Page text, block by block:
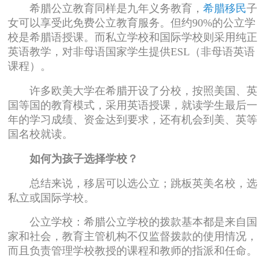
希腊公立教育同样是九年义务教育，希腊移民子
女可以享受此免费公立教育服务。但约90%的公立学
校是希腊语授课。而私立学校和国际学校则采用纯正
英语教学，对非母语国家学生提供ESL（非母语英语
课程）。
许多欧美大学在希腊开设了分校，按照美国、英
国等国的教育模式，采用英语授课，就读学生最后一
年的学习成绩、资金达到要求，还有机会到美、英等
国名校就读。
如何为孩子选择学校？
总结来说，移居可以选公立；跳板英美名校，选
私立或国际学校。
公立学校：希腊公立学校的拨款基本都是来自国
家和社会，教育主管机构不仅监督拨款的使用情况，
而且负责管理学校教授的课程和教师的指派和任命。